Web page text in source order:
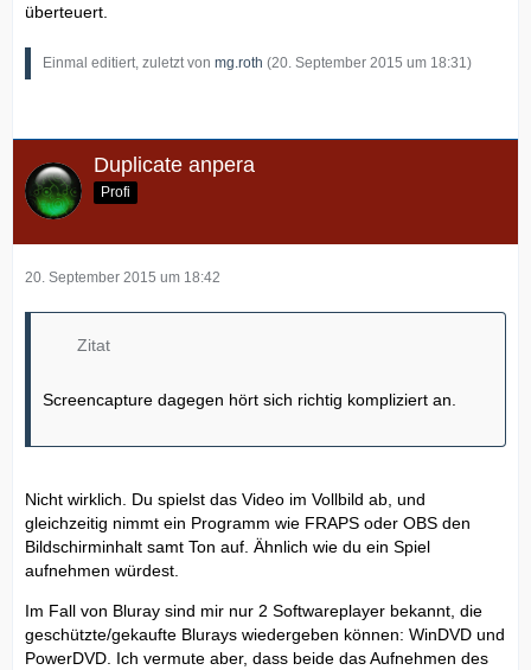
überteuert.
Einmal editiert, zuletzt von mg.roth (20. September 2015 um 18:31 )
Duplicate anpera
Profi
20. September 2015 um 18:42
Zitat
Screencapture dagegen hört sich richtig kompliziert an.
Nicht wirklich. Du spielst das Video im Vollbild ab, und
gleichzeitig nimmt ein Programm wie FRAPS oder OBS den
Bildschirminhalt samt Ton auf. Ähnlich wie du ein Spiel
aufnehmen würdest.
Im Fall von Bluray sind mir nur 2 Softwareplayer bekannt, die
geschützte/gekaufte Blurays wiedergeben können: WinDVD und
PowerDVD. Ich vermute aber, dass beide das Aufnehmen des